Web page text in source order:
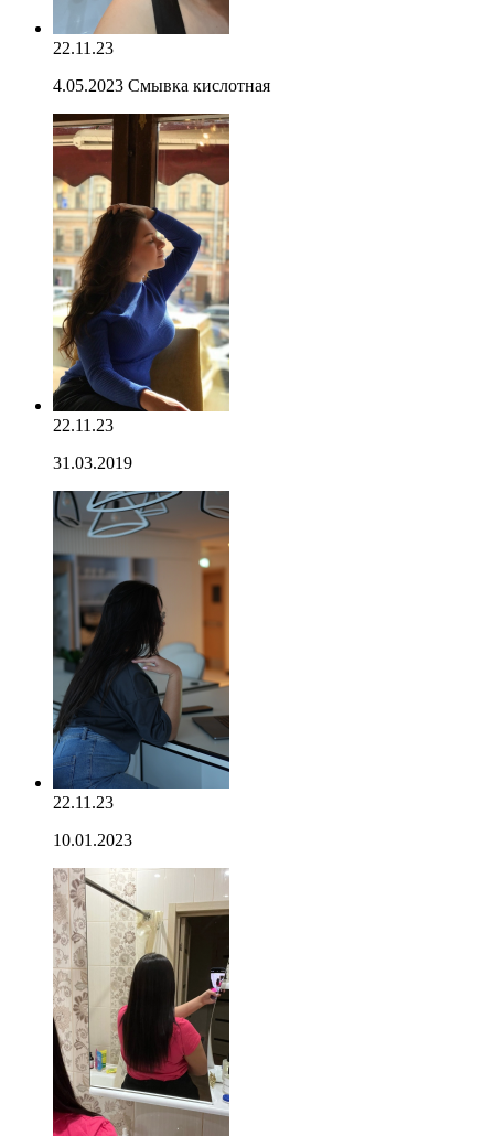
22.11.23
4.05.2023 Смывка кислотная
22.11.23
31.03.2019
22.11.23
10.01.2023